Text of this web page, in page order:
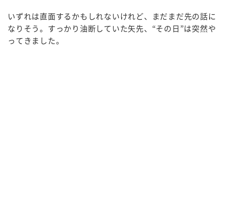
いずれは直面するかもしれないけれど、まだまだ先の話に
なりそう。すっかり油断していた矢先、“その日”は突然や
ってきました。